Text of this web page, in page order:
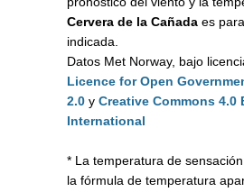
Cervera de la Cañada es
indicada.
Datos Met Norway, bajo
Licence for Open
2.0 y Creative Commons 4.0
International
* La temperatura de
la fórmula de temperatura